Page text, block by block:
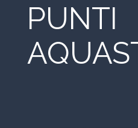
PUNTI